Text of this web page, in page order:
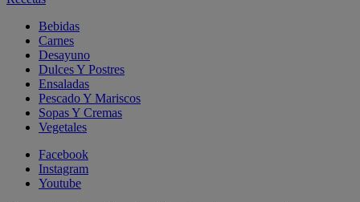
Bebidas
Carnes
Desayuno
Dulces Y Postres
Ensaladas
Pescado Y Mariscos
Sopas Y Cremas
Vegetales
Facebook
Instagram
Youtube